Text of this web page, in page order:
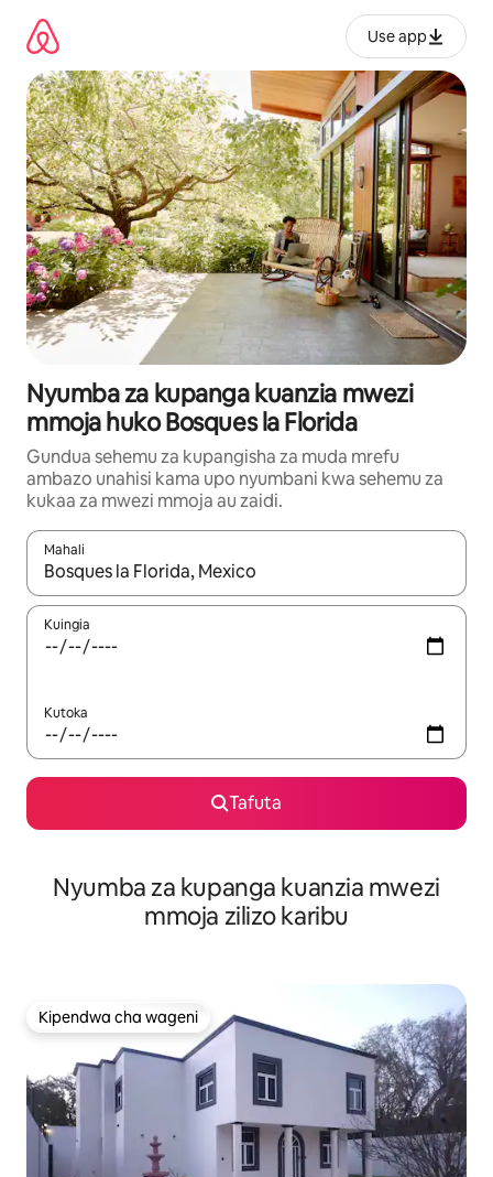
kwenda
kwenye
maudhui
Use app
Nyumba za kupanga kuanzia mwezi
mmoja huko Bosques la Florida
Gundua sehemu za kupangisha za muda mrefu
ambazo unahisi kama upo nyumbani kwa sehemu za
kukaa za mwezi mmoja au zaidi.
Mahali
Wakati matokeo yanapatikana, vinjari kwa kutumia vitufe vya
Kuingia
Kutoka
Tafuta
Nyumba za kupanga kuanzia mwezi
mmoja zilizo karibu
Kipendwa cha wageni
Kipendwa cha wageni